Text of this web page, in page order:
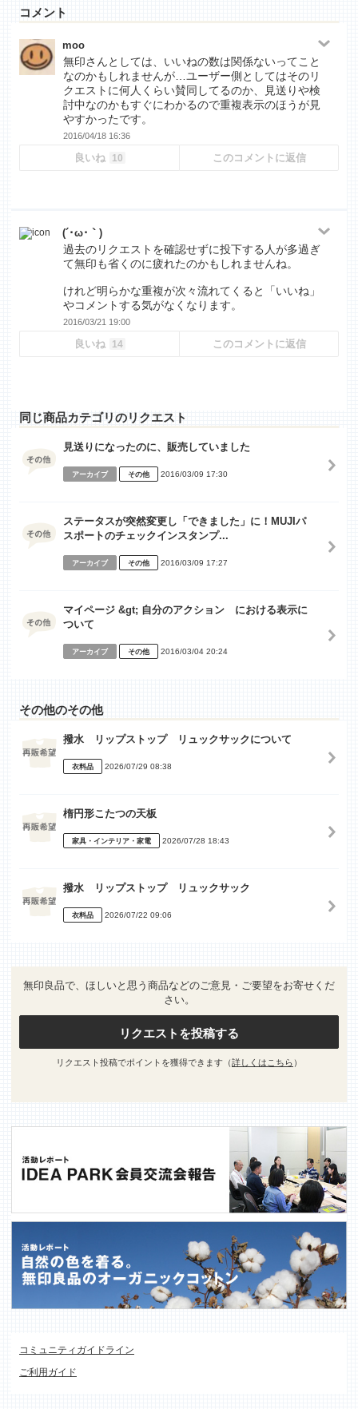
コメント
moo
無印さんとしては、いいねの数は関係ないってこと
なのかもしれませんが…ユーザー側としてはそのリ
クエストに何人くらい賛同してるのか、見送りや検
討中なのかもすぐにわかるので重複表示のほうが見
やすかったです。
2016/04/18 16:36
良いね 10 このコメントに返信
(´･ω･｀)
過去のリクエストを確認せずに投下する人が多過ぎ
て無印も省くのに疲れたのかもしれませんね。
けれど明らかな重複が次々流れてくると「いいね」
やコメントする気がなくなります。
2016/03/21 19:00
良いね 14 このコメントに返信
同じ商品カテゴリのリクエスト
見送りになったのに、販売していました
アーカイブ その他 2016/03/09 17:30
ステータスが突然変更し「できました」に！MUJIパ
スポートのチェックインスタンプ...
アーカイブ その他 2016/03/09 17:27
マイページ &gt; 自分のアクション における表示に
ついて
アーカイブ その他 2016/03/04 20:24
その他のその他
撥水 リップストップ リュックサックについて
衣料品 2026/07/29 08:38
楕円形こたつの天板
家具・インテリア・家電 2026/07/28 18:43
撥水 リップストップ リュックサック
衣料品 2026/07/22 09:06
無印良品で、ほしいと思う商品などのご意見・ご要望をお寄せくだ
さい。
リクエストを投稿する
リクエスト投稿でポイントを獲得できます（詳しくはこちら ）
コミュニティガイドライン
ご利用ガイド